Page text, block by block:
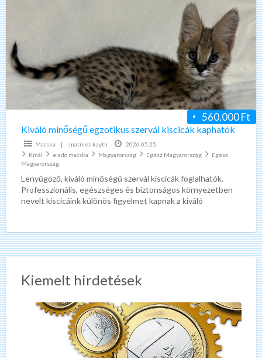
minőségű
egzotikus
szervál
kiscicák
kaphatók
560.000 Ft
Kiváló minőségű egzotikus szervál kiscicák kaphatók
Macska | matinez kayth
2026.05.25
Kínál
eladó macska Magyarország Egész Magyarország
Egész
Magyarország
Lenyűgöző, kiváló minőségű szervál kiscicák foglalhatók.
Professzionális, egészséges és biztonságos környezetben
nevelt kiscicáink különös figyelmet kapnak a kiváló
Kiemelt hirdetések